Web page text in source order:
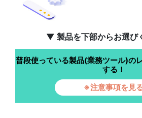
▼ 製品を下部からお選び
普段使っている製品(業務ツール)の
する！
※注意事項を見